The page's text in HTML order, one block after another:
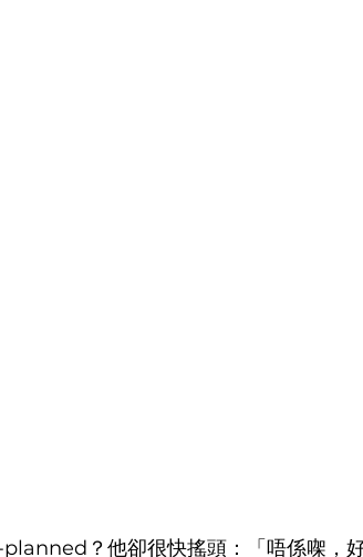
？他卻很快搖頭：「唔係㗎，好